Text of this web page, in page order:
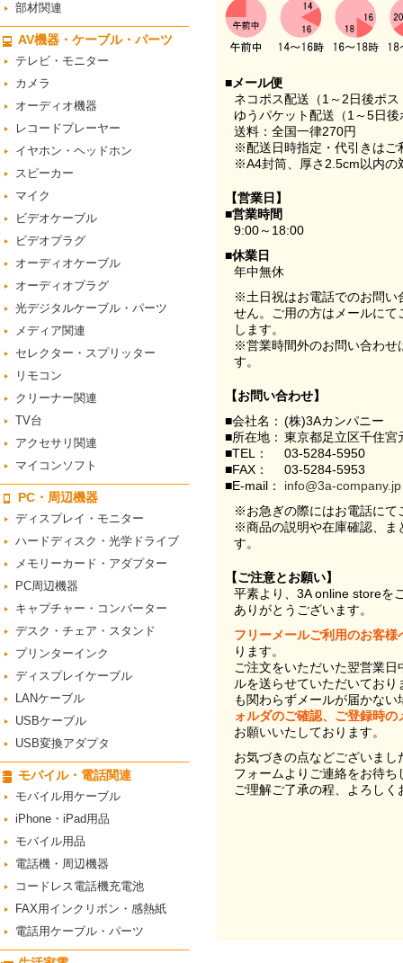
■メール便
ネコポス配送（1～2日後ポ
ゆうパケット配送（1～5日
送料：全国一律270円
※配送日時指定・代引きはご
※A4封筒、厚さ2.5cm以内の
【営業日】
■営業時間
9:00～18:00
■休業日
年中無休
※土日祝はお電話でのお問い
せん。ご用の方はメールに
します。
※営業時間外のお問い合わせ
す。
【お問い合わせ】
■会社名： (株)3Aカンパニー
■所在地： 東京都足立区千住
■TEL：
03-5284-5950
■FAX：
03-5284-5953
■E-mail：
info@3a-company.jp
※お急ぎの際にはお電話にて
※商品の説明や在庫確認、ま
す。
【ご注意とお願い】
平素より、3A online storeを
ありがとうございます。
フリーメールご利用のお客様
ります。
ご注文をいただいた翌営業
ルを送らせていただいてお
も関わらずメールが届かない
ォルダのご確認、ご登録時
お願いいたしております。
お気づきの点などございま
フォームよりご連絡をお待ち
ご理解ご了承の程、よろし
部材関連
AV機器・ケーブル・パーツ
テレビ・モニター
カメラ
オーディオ機器
レコードプレーヤー
イヤホン・ヘッドホン
スピーカー
マイク
ビデオケーブル
ビデオプラグ
オーディオケーブル
オーディオプラグ
光デジタルケーブル・パーツ
メディア関連
セレクター・スプリッター
リモコン
クリーナー関連
TV台
アクセサリ関連
マイコンソフト
PC・周辺機器
ディスプレイ・モニター
ハードディスク・光学ドライブ
メモリーカード・アダプター
PC周辺機器
キャプチャー・コンバーター
デスク・チェア・スタンド
プリンターインク
ディスプレイケーブル
LANケーブル
USBケーブル
USB変換アダプタ
モバイル・電話関連
モバイル用ケーブル
iPhone・iPad用品
モバイル用品
電話機・周辺機器
コードレス電話機充電池
FAX用インクリボン・感熱紙
電話用ケーブル・パーツ